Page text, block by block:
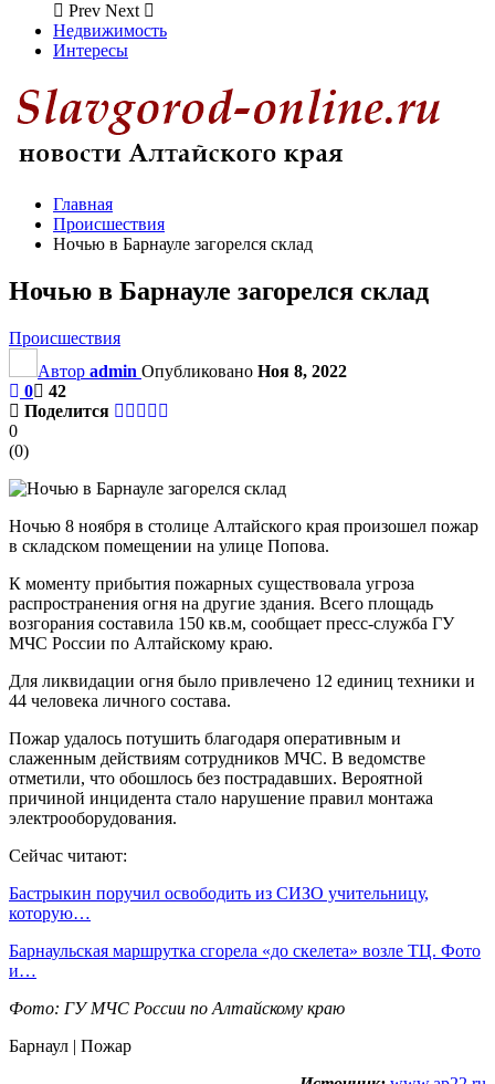
Prev Next
Недвижимость
Интересы
Главная
Происшествия
Ночью в Барнауле загорелся склад
Ночью в Барнауле загорелся склад
Происшествия
Автор admin Опубликовано Ноя 8, 2022
0
42
Поделится
0
(0)
Ночью 8 ноября в столице Алтайского края произошел пожар
в складском помещении на улице Попова.
К моменту прибытия пожарных существовала угроза
распространения огня на другие здания. Всего площадь
возгорания составила 150 кв.м, сообщает пресс-служба ГУ
МЧС России по Алтайскому краю.
Для ликвидации огня было привлечено 12 единиц техники и
44 человека личного состава.
Пожар удалось потушить благодаря оперативным и
слаженным действиям сотрудников МЧС. В ведомстве
отметили, что обошлось без пострадавших. Вероятной
причиной инцидента стало нарушение правил монтажа
электрооборудования.
Сейчас читают:
Бастрыкин поручил освободить из СИЗО учительницу,
которую…
Барнаульская маршрутка сгорела «до скелета» возле ТЦ. Фото
и…
Фото: ГУ МЧС России по Алтайскому краю
Барнаул | Пожар